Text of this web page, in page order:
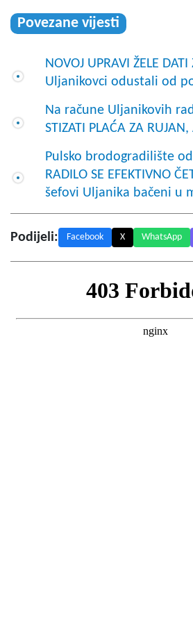
Povezane vijesti
NOVOJ UPRAVI ŽELE DATI
Uljanikovci odustali od
Na račune Uljanikovih
STIZATI PLAĆA ZA
Pulsko brodogradilište
RADILO SE EFEKTIVNO
šefovi Uljanika bačeni u
Podijeli: Facebook X WhatsApp